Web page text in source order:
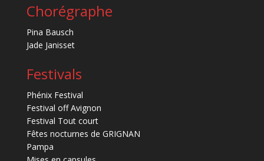
Chorégraphe
Pina Bausch
Jade Janisset
Festivals
Phénix Festival
Festival off Avignon
Festival Tout court
Fêtes nocturnes de GRIGNAN
Pampa